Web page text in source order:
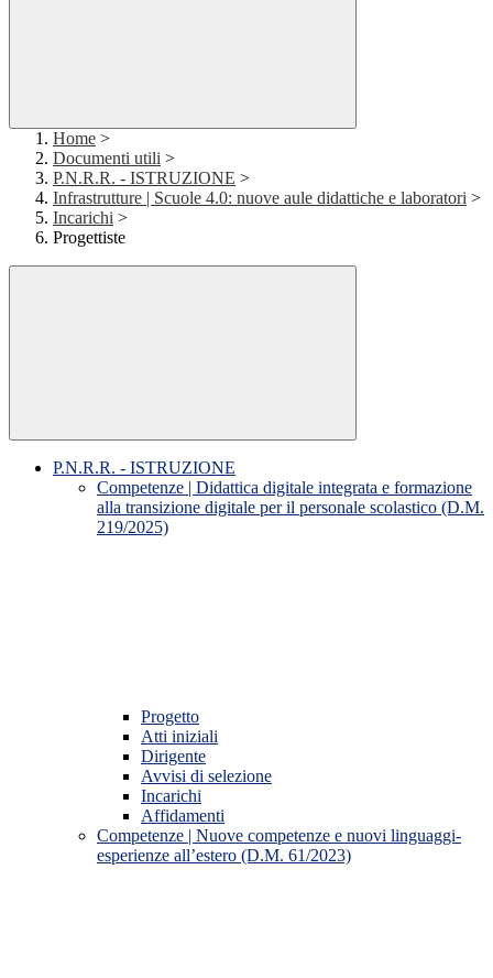
Home >
Documenti utili >
P.N.R.R. - ISTRUZIONE >
Infrastrutture | Scuole 4.0: nuove aule didattiche e laboratori >
Incarichi >
Progettiste
P.N.R.R. - ISTRUZIONE
Competenze | Didattica digitale integrata e formazione
alla transizione digitale per il personale scolastico (D.M.
219/2025)
Progetto
Atti iniziali
Dirigente
Avvisi di selezione
Incarichi
Affidamenti
Competenze | Nuove competenze e nuovi linguaggi-
esperienze all’estero (D.M. 61/2023)